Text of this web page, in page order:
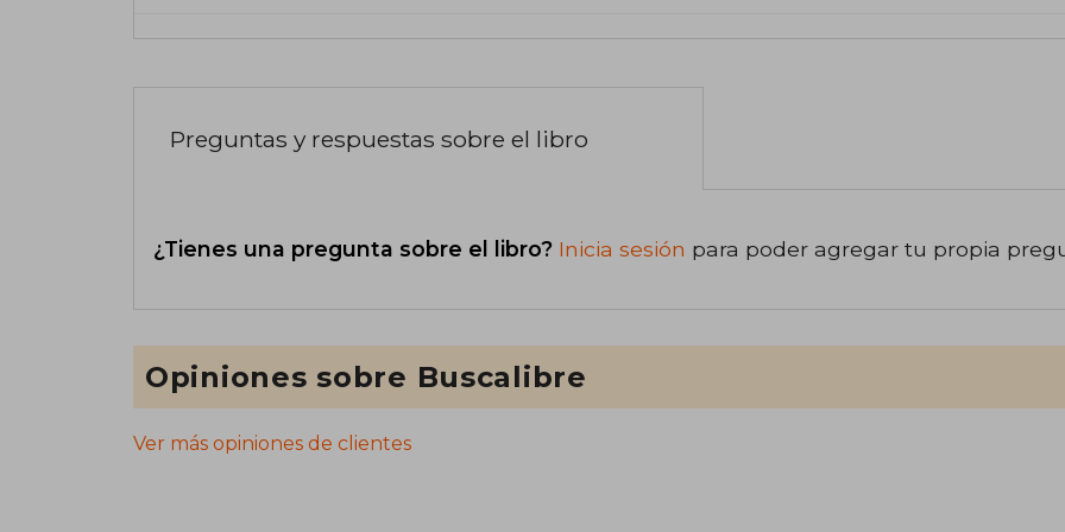
Preguntas y respuestas sobre el libro
¿Tienes una pregunta sobre el libro? Inicia sesión para poder agregar tu propia
Opiniones sobre Buscalibre
Ver más opiniones de clientes